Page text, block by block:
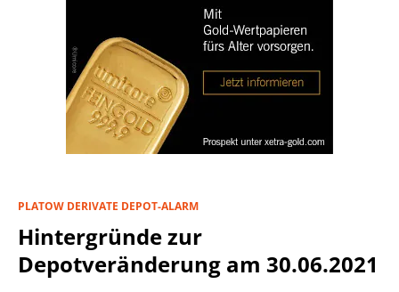
PLATOW DERIVATE DEPOT-ALARM
Hintergründe zur
Depotveränderung am 30.06.2021